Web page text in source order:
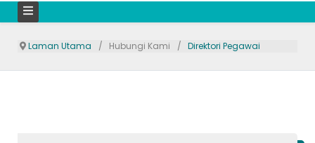
Laman Utama Hubungi Kami Direktori Pegawai